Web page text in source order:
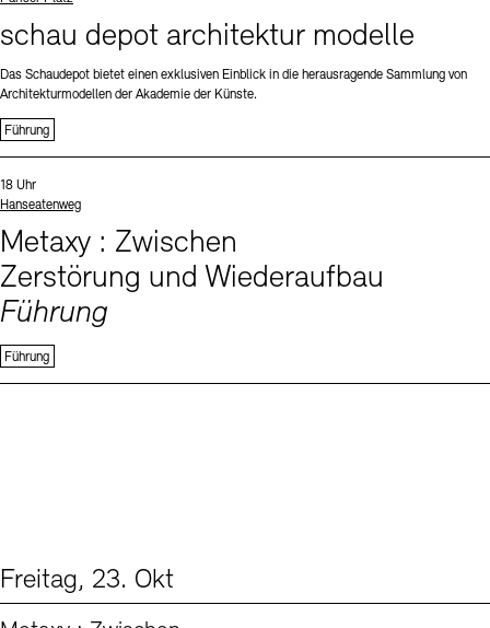
schau depot architektur modelle
Das Schaudepot bietet einen exklusiven Einblick in die herausragende Sammlung von
Architekturmodellen der Akademie der Künste.
Führung
Uhrzeit:
18 Uhr
Standort
Hanseatenweg
Metaxy : Zwischen
Zerstörung und Wiederaufbau
Führung
Führung
Freitag, 23. Okt